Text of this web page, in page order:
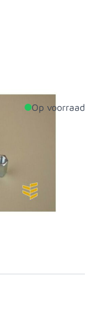
Op voorraad